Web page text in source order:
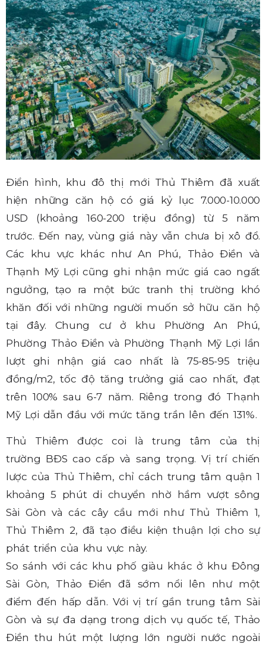
Điển hình, khu đô thị mới Thủ Thiêm đã xuất
hiện những căn hộ có giá kỷ lục 7.000-10.000
USD (khoảng 160-200 triệu đồng) từ 5 năm
trước. Đến nay, vùng giá này vẫn chưa bị xô đổ.
Các khu vực khác như An Phú, Thảo Điền và
Thạnh Mỹ Lợi cũng ghi nhận mức giá cao ngất
ngưởng, tạo ra một bức tranh thị trường khó
khăn đối với những người muốn sở hữu căn hộ
tại đây. Chung cư ở khu Phường An Phú,
Phường Thảo Điền và Phường Thạnh Mỹ Lợi lần
lượt ghi nhận giá cao nhất là 75-85-95 triệu
đồng/m2, tốc độ tăng trưởng giá cao nhất, đạt
trên 100% sau 6-7 năm. Riêng trong đó Thạnh
Mỹ Lợi dẫn đầu với mức tăng trần lên đến 131%.
Thủ Thiêm được coi là trung tâm của thị
trường BĐS cao cấp và sang trọng. Vị trí chiến
lược của Thủ Thiêm, chỉ cách trung tâm quận 1
khoảng 5 phút di chuyển nhờ hầm vượt sông
Sài Gòn và các cây cầu mới như Thủ Thiêm 1,
Thủ Thiêm 2, đã tạo điều kiện thuận lợi cho sự
phát triển của khu vực này.
So sánh với các khu phố giàu khác ở khu Đông
Sài Gòn, Thảo Điền đã sớm nổi lên như một
điểm đến hấp dẫn. Với vị trí gần trung tâm Sài
Gòn và sự đa dạng trong dịch vụ quốc tế, Thảo
Điền thu hút một lượng lớn người nước ngoài